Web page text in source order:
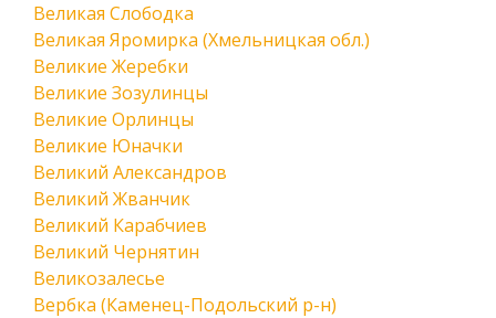
Великая Слободка
Великая Яромирка (Хмельницкая обл.)
Великие Жеребки
Великие Зозулинцы
Великие Орлинцы
Великие Юначки
Великий Александров
Великий Жванчик
Великий Карабчиев
Великий Чернятин
Великозалесье
Вербка (Каменец-Подольский р-н)